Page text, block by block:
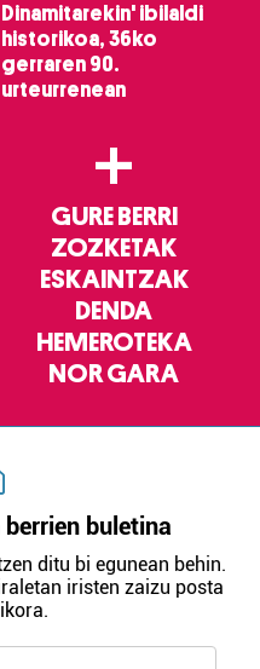
Dinamitarekin' ibilaldi
historikoa, 36ko
gerraren 90.
urteurrenean
+
GURE BERRI
ZOZKETAK
ESKAINTZAK
DENDA
HEMEROTEKA
NOR GARA
buletina
ditu bi egunean behin.
iristen zaizu posta